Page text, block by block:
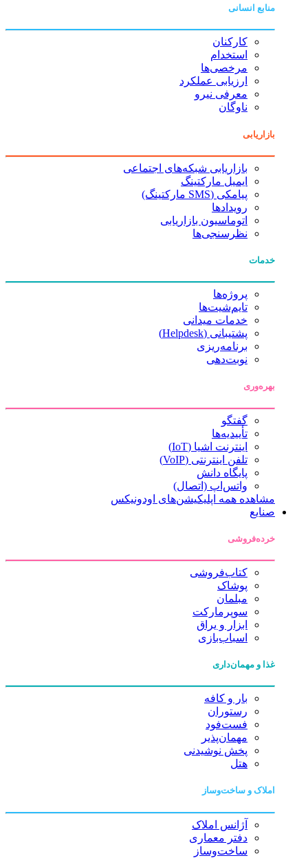
منابع انسانی
کارکنان
استخدام
مرخصی‌ها
ارزیابی عملکرد
معرفی نیرو
ناوگان
بازاریابی
بازاریابی شبکه‌های اجتماعی
ایمیل مارکتینگ
پیامکی (SMS مارکتینگ)
رویدادها
اتوماسیون بازاریابی
نظرسنجی‌ها
خدمات
پروژه‌ها
تایم‌شیت‌ها
خدمات میدانی
پشتیبانی (Helpdesk)
برنامه‌ریزی
نوبت‌دهی
بهره‌وری
گفتگو
تأییدیه‌ها
اینترنت اشیا (IoT)
تلفن اینترنتی (VoIP)
پایگاه دانش
واتس‌اپ (اتصال)
مشاهده همه اپلیکیشن‌های اودونیکس
صنایع
خرده‌فروشی
کتاب‌فروشی
پوشاک
مبلمان
سوپرمارکت
ابزار و یراق
اسباب‌بازی
غذا و مهمان‌داری
بار و کافه
رستوران
فست‌فود
مهمان‌پذیر
پخش نوشیدنی
هتل
املاک و ساخت‌وساز
آژانس املاک
دفتر معماری
ساخت‌وساز